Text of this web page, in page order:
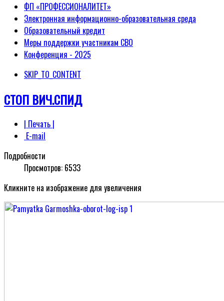
ФП «ПРОФЕССИОНАЛИТЕТ»
Электронная информационно-образовательная среда
Образовательный кредит
Меры поддержки участникам СВО
Конференция - 2025
SKIP_TO_CONTENT
СТОП ВИЧ.СПИД
| Печать |
E-mail
Подробности
Просмотров: 6533
Кликните на изображение для увеличения